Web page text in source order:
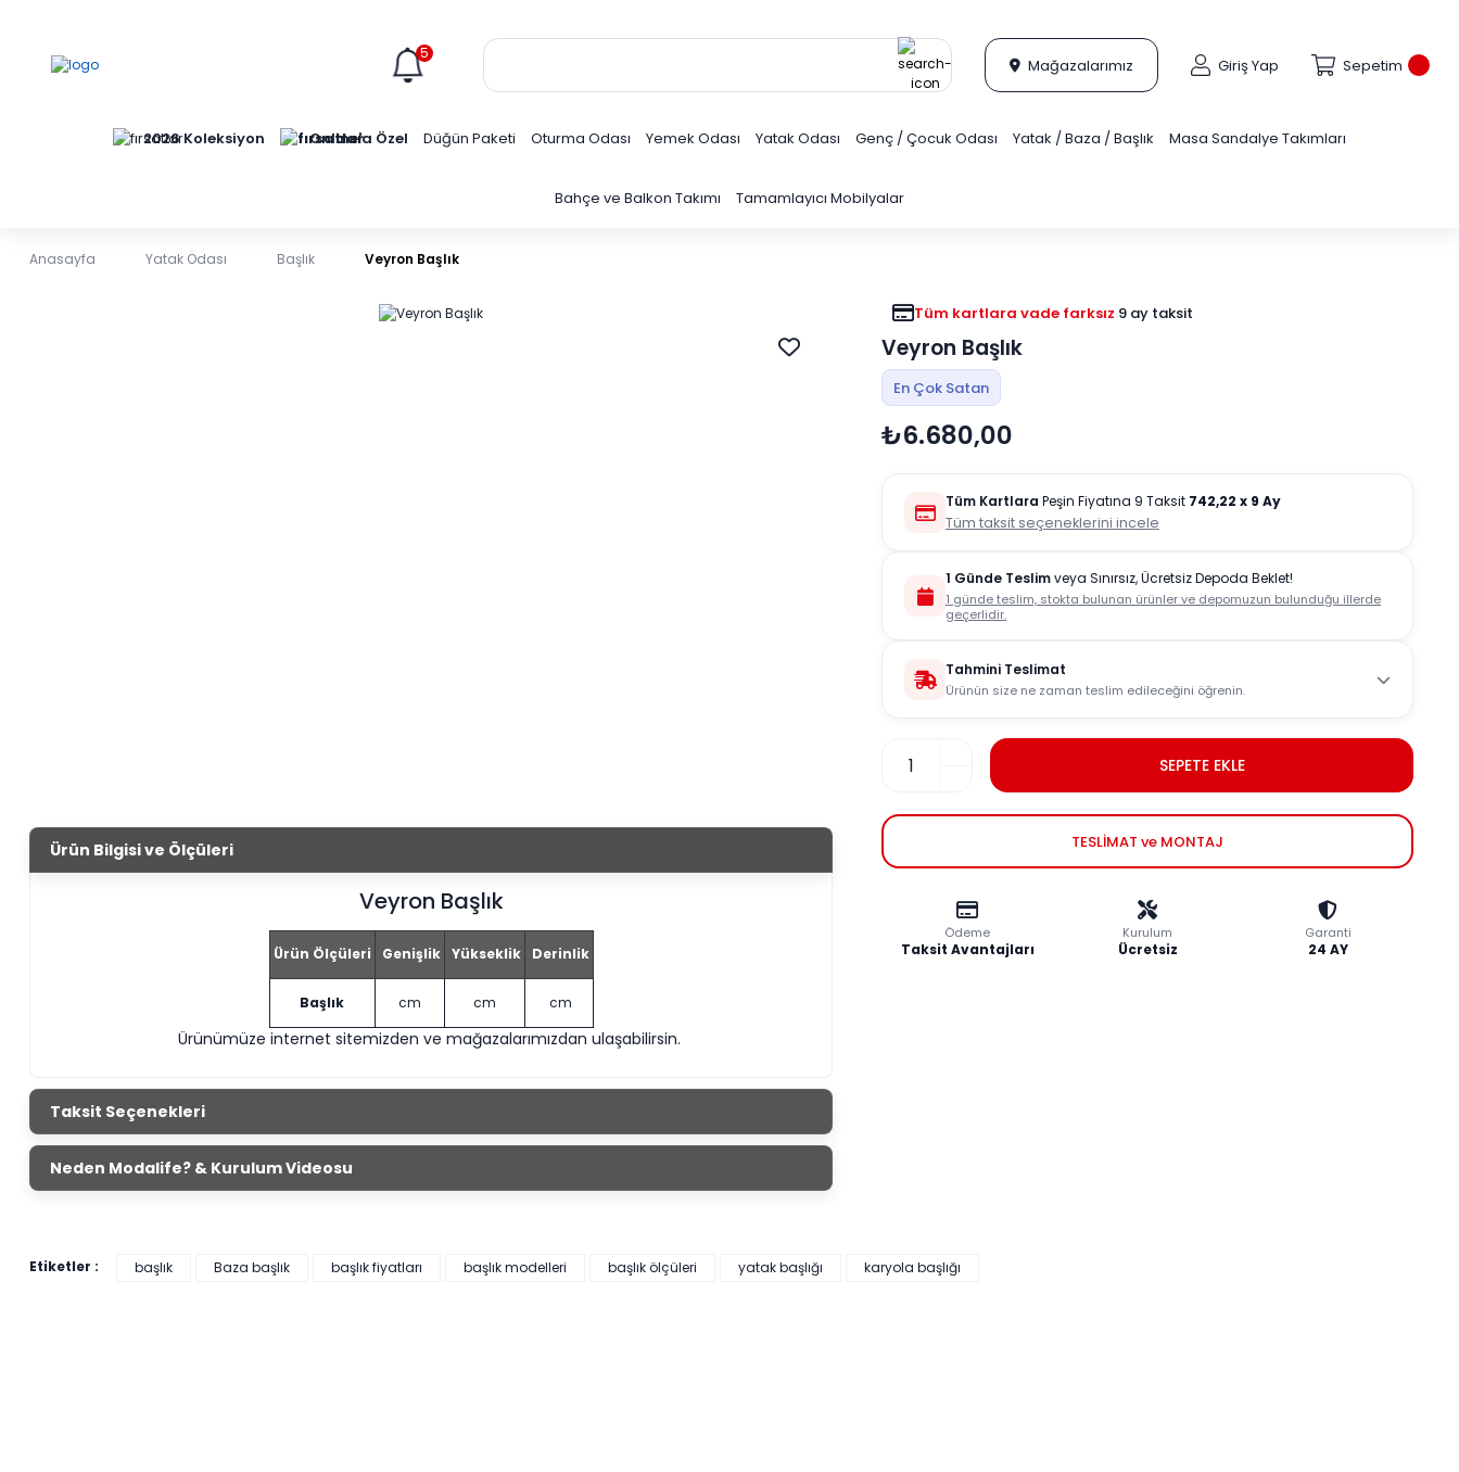
5
Mağazalarımız Giriş Yap Sepetim
2026 Koleksiyon Online'a Özel Düğün Paketi Oturma Odası Yemek Odası Yatak Odası Genç / Çocuk Odası Yatak / Baza / Başlık Masa Sandalye Takımları
Bahçe ve Balkon Takımı Tamamlayıcı Mobilyalar
Anasayfa Yatak Odası Başlık Veyron Başlık
Ürün Bilgisi ve Ölçüleri
Veyron Başlık
Ürün Ölçüleri Genişlik Yükseklik Derinlik
Başlık cm cm cm
Ürünümüze internet sitemizden ve mağazalarımızdan ulaşabilirsin.
Taksit Seçenekleri
Neden Modalife? & Kurulum Videosu
Tüm kartlara vade farksız 9 ay taksit
Veyron Başlık
En Çok Satan
₺6.680,00
Tüm Kartlara Peşin Fiyatına 9 Taksit 742,22 x 9 Ay
Tüm taksit seçeneklerini incele
1 Günde Teslimveya Sınırsız, Ücretsiz Depoda Beklet!
1 günde teslim, stokta bulunan ürünler ve depomuzun bulunduğu illerde
geçerlidir.
Tahmini Teslimat
Ürünün size ne zaman teslim edileceğini öğrenin.
SEPETE EKLE
TESLİMAT ve MONTAJ
Ödeme
Taksit Avantajları
Kurulum
Ücretsiz
Garanti
24 AY
Etiketler : başlık Baza başlık başlık fiyatları başlık modelleri başlık ölçüleri yatak başlığı karyola başlığı